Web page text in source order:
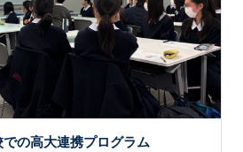
の高大連携プログラム